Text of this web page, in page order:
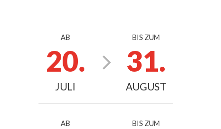
AB
20.
JULI
BIS ZUM
31.
AUGUST
AB BIS ZUM